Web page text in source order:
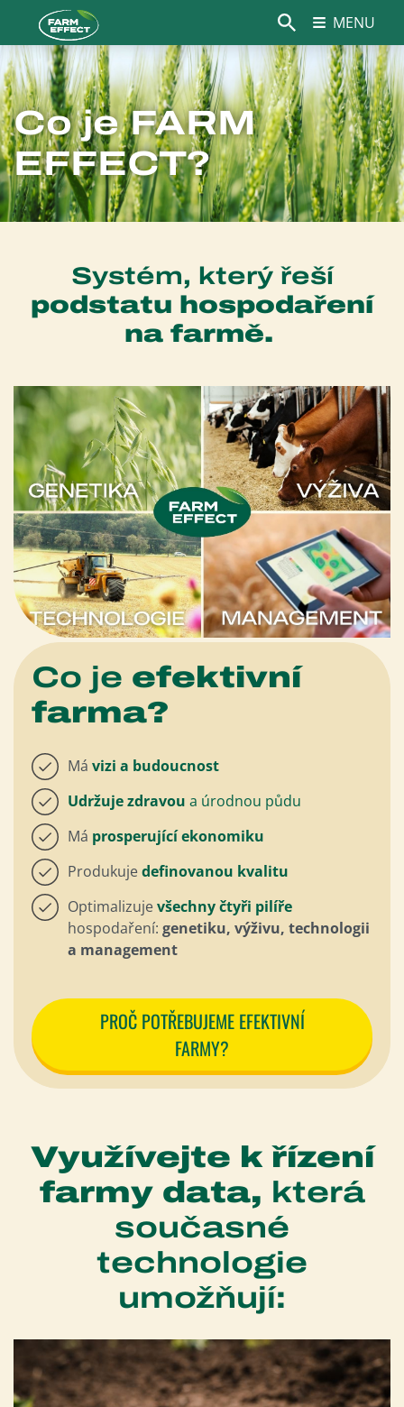
Co je FARM
EFFECT?
Systém, který řeší
podstatu hospodaření
na farmě.
Co je efektivní
farma?
Má vizi a budoucnost
Udržuje zdravou a úrodnou půdu
Má prosperujícíekonomiku
Produkujedefinovanou kvalitu
Optimalizujevšechny čtyři pilíře
hospodaření: genetiku, výživu, technologii
a management
PROČ POTŘEBUJEME EFEKTIVNÍ
FARMY?
Využívejte k řízení
farmy data, která
současné
technologie
umožňují:
MENU